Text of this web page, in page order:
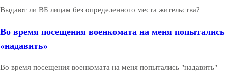
Выдают ли ВБ лицам без определенного места жительства?
Во время посещения военкомата на меня попытались
«надавить»
Во время посещения военкомата на меня попытались "надавить"